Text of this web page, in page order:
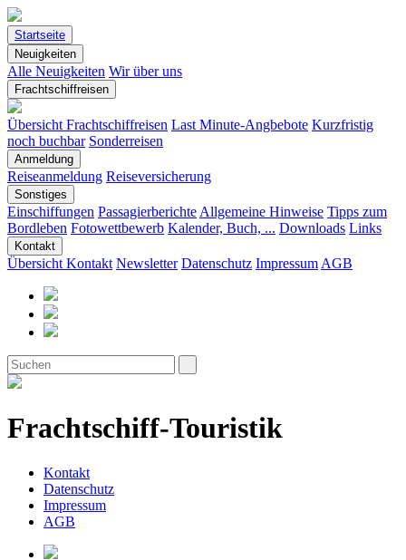
Startseite
Neuigkeiten
Alle Neuigkeiten Wir über uns
Frachtschiffreisen
Übersicht Frachtschiffreisen Last Minute-Angbebote Kurzfristig
noch buchbar Sonderreisen
Anmeldung
Reiseanmeldung Reiseversicherung
Sonstiges
Einschiffungen Passagierberichte Allgemeine Hinweise Tipps zum
Bordleben Fotowettbewerb Kalender, Buch, ... Downloads Links
Kontakt
Übersicht Kontakt Newsletter Datenschutz Impressum AGB
Frachtschiff-Touristik
Kontakt
Datenschutz
Impressum
AGB